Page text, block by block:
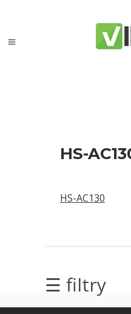
HS-
HS-AC130
☰ filtry
Kategorie
elektrycznych